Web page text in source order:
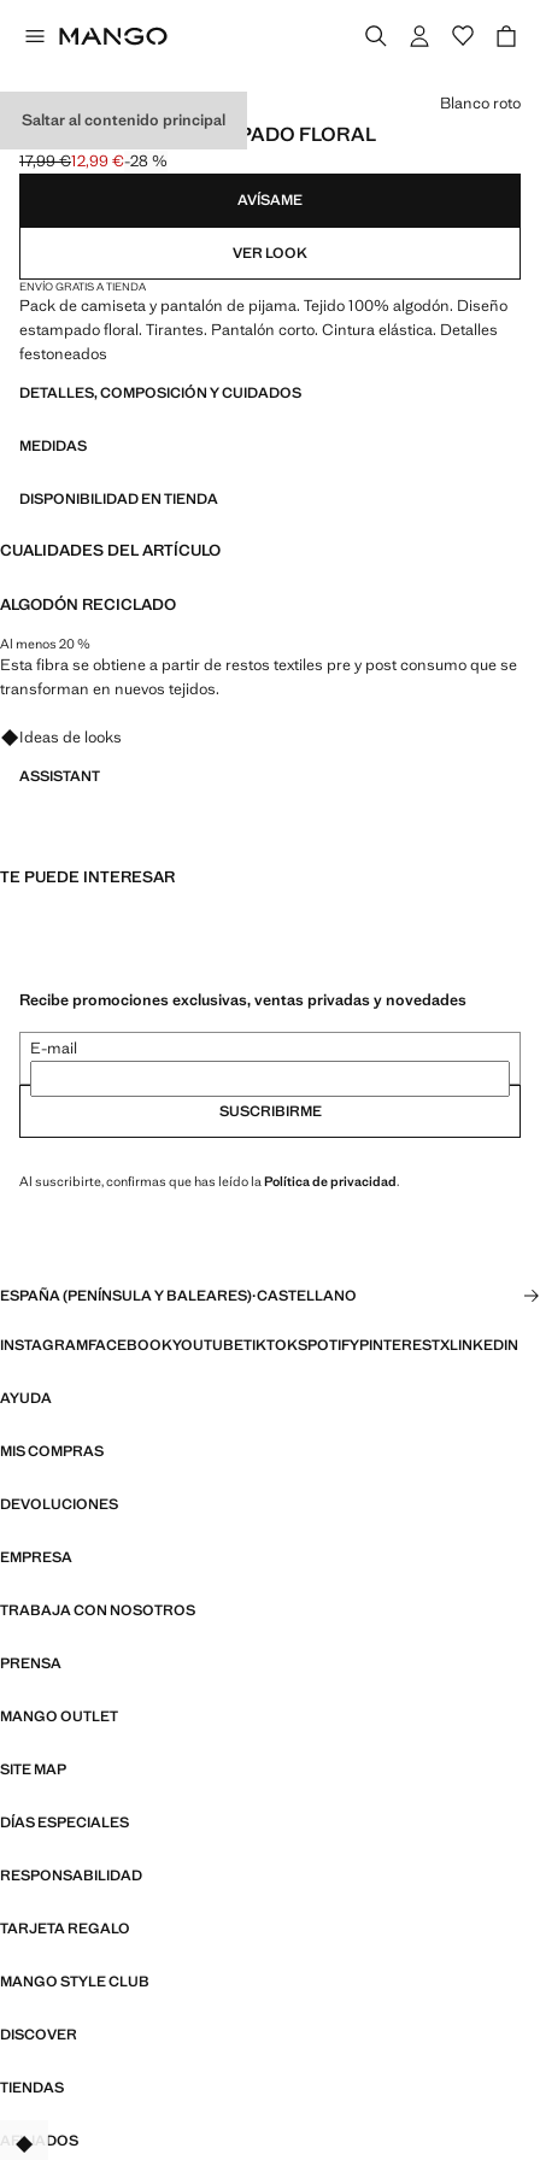
Saltar al contenido principal
PIJAMA CORTO ESTAMPADO FLORAL
Precio inicial tachado [17,99 € ]
17,99 €
Precio actual [12,99 € ]
12,99 €-28 %
Selecciona un color
Blanco roto
AVÍSAME
VER LOOK
ENVÍO GRATIS A TIENDA
Pack de camiseta y pantalón de pijama. Tejido 100% algodón. Diseño
estampado floral. Tirantes. Pantalón corto. Cintura elástica. Detalles
festoneados
DETALLES, COMPOSICIÓN Y CUIDADOS
MEDIDAS
DISPONIBILIDAD EN TIENDA
CUALIDADES DEL ARTÍCULO
ALGODÓN RECICLADO
Al menos 20 %
Esta fibra se obtiene a partir de restos textiles pre y post consumo que se
transforman en nuevos tejidos.
Pregunta por looks, prendas y tendencias
Ideas de looks
ASSISTANT
TE PUEDE INTERESAR
Recibe promociones exclusivas, ventas privadas y novedades
E-mail
SUSCRIBIRME
Al suscribirte, confirmas que has leído laPolítica de privacidad.
ESPAÑA (PENÍNSULA Y BALEARES)·CASTELLANO
INSTAGRAMFACEBOOKYOUTUBETIKTOKSPOTIFYPINTERESTXLINKEDIN
AYUDA
MIS COMPRAS
DEVOLUCIONES
EMPRESA
TRABAJA CON NOSOTROS
PRENSA
MANGO OUTLET
SITE MAP
DÍAS ESPECIALES
RESPONSABILIDAD
TARJETA REGALO
MANGO STYLE CLUB
DISCOVER
TIENDAS
AFILIADOS